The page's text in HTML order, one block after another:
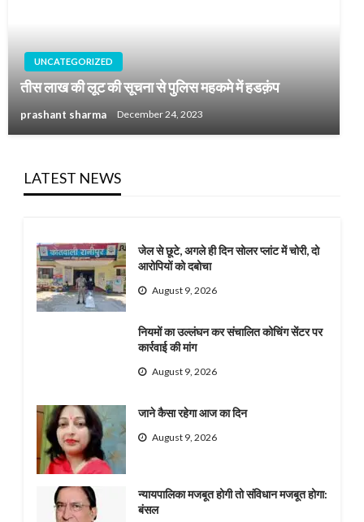
UNCATEGORIZED
तीस लाख की लूट की सूचना से पुलिस महकमे में हडक़ंप
prashant sharma December 24, 2023
LATEST NEWS
जेल से छूटे, अगले ही दिन सोलर प्लांट में चोरी, दो
आरोपियों को दबोचा
August 9, 2026
नियमों का उल्लंघन कर संचालित कोचिंग सेंटर पर
कार्रवाई की मांग
August 9, 2026
जाने कैसा रहेगा आज का दिन
August 9, 2026
न्यायपालिका मजबूत होगी तो संविधान मजबूत होगा:
बंसल